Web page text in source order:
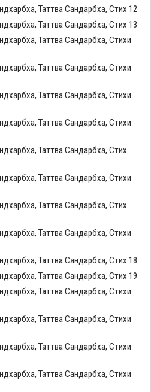
Таттва Сандарбха, Стих 12
Таттва Сандарбха, Стих 13
Таттва Сандарбха, Стихи
Таттва Сандарбха, Стихи
Таттва Сандарбха, Стихи
Таттва Сандарбха, Стихи
Таттва Сандарбха, Стих
Таттва Сандарбха, Стихи
Таттва Сандарбха, Стих
Таттва Сандарбха, Стихи
Таттва Сандарбха, Стих 18
Таттва Сандарбха, Стих 19
Таттва Сандарбха, Стихи
Таттва Сандарбха, Стихи
Таттва Сандарбха, Стихи
Таттва Сандарбха, Стихи